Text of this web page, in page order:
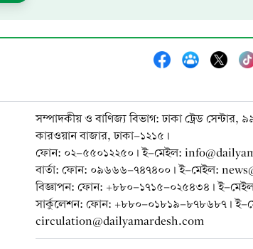
সম্পাদকীয় ও বাণিজ্য বিভাগ: ঢাকা ট্রেড
কারওয়ান বাজার, ঢাকা-১২১৫।
ফোন: ০২-৫৫০১২২৫০। ই-মেইল:
বার্তা: ফোন: ০৯৬৬৬-৭৪৭৪০০। ই-মেইল:
বিজ্ঞাপন: ফোন: +৮৮০-১৭১৫-০২৫৪৩৪ । ই-
সার্কুলেশন: ফোন: +৮৮০-০১৮১৯-৮৭৮৬৮৭ । ই-
circulation@dailyamardesh.com